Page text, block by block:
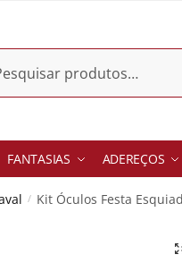
FANTASIAS ADEREÇOS
/ Kit Óculos Festa